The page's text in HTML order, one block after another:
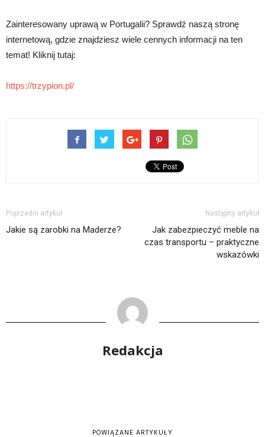
Zainteresowany uprawą w Portugalii? Sprawdź naszą stronę
internetową, gdzie znajdziesz wiele cennych informacji na ten
temat! Kliknij tutaj:
https://trzypion.pl/
Poprzedni artykuł
Jakie są zarobki na Maderze?
Następny artykuł
Jak zabezpieczyć meble na
czas transportu – praktyczne
wskazówki
Redakcja
POWIĄZANE ARTYKUŁY